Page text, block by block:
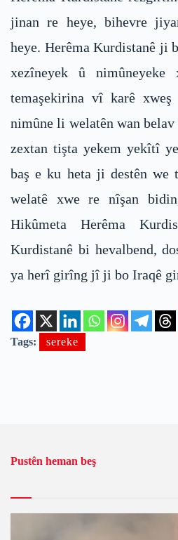
jinan re heye, bihevre
heye. Herêma Kurdistanê ji
xezîneyek û
temaşekirina vî karê
nimûne li welatên wan
zextan tişta yekem yekîtî
baş e ku heta ji destên we
welatê xwe re nîşan
Hikûmeta Herêma
Kurdistanê bi hevalbend,
ya herî girîng jî ji bo Iraqê
Tags: sereke
Pustên heman beş